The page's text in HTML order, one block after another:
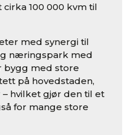
100 000 kvm til
med synergi til
næringspark med
bygg med store
på hovedstaden,
hvilket gjør den til et
for mange store